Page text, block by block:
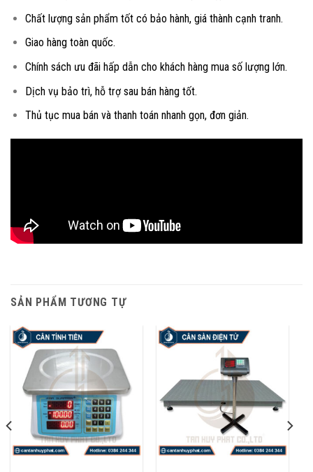
Chất lượng sản phẩm tốt có bảo hành, giá thành cạnh tranh.
Giao hàng toàn quốc.
Chính sách ưu đãi hấp dẫn cho khách hàng mua số lượng lớn.
Dịch vụ bảo trì, hỗ trợ sau bán hàng tốt.
Thủ tục mua bán và thanh toán nhanh gọn, đơn giản.
SẢN PHẨM TƯƠNG TỰ